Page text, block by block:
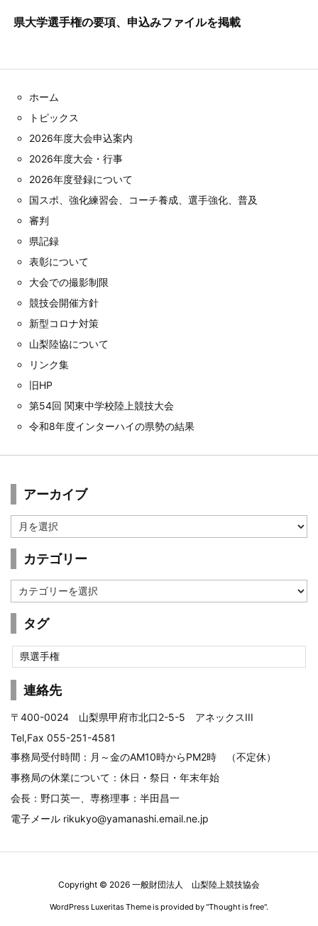
県大学選手権の要項、申込みファイルを掲載
ホーム
トピックス
2026年度大会申込案内
2026年度大会・行事
2026年度登録について
国スポ、強化練習会、コーチ養成、選手強化、普及
審判
県記録
表彰について
大会での撮影制限
競技会開催方針
新型コロナ対策
山梨陸協について
リンク集
旧HP
第54回 関東中学校陸上競技大会
令和8年度インターハイの県勢の結果
アーカイブ
ー
カ
カテゴリー
テ
ゴ
タグ
県選手権
連絡先
〒400-0024 山梨県甲府市北口2-5-5 アネックスIII
Tel,Fax 055-251-4581
事務局受付時間：月～金のAM10時からPM2時 （不定休）
事務局の休業について：休日・祭日・年末年始
会長：野口英一、専務理事：半田昌一
電子メール rikukyo@yamanashi.email.ne.jp
Copyright © 2026 一般財団法人 山梨陸上競技協会
WordPress Luxeritas Theme is provided by "Thought is free".